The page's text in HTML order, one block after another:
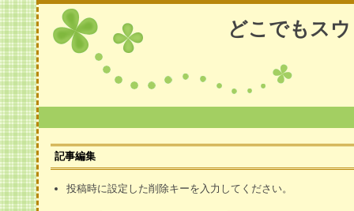
どこでもス
記事編集
投稿時に設定した削除キーを入力してください。